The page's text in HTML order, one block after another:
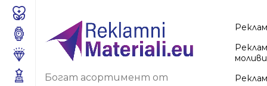
Изборът на
Богат асортимент от
моливи